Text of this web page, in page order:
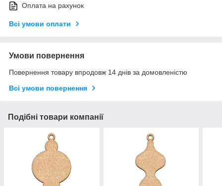
Оплата на рахунок
Всі умови оплати
Умови повернення
Повернення товару впродовж 14 днів за домовленістю
Всі умови повернення
Подібні товари компанії